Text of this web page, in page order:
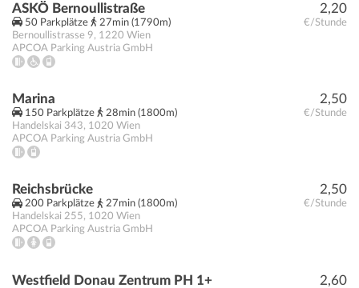
2,20
€/Stunde
ASKÖ Bernoullistraße
50 Parkplätze
27min (1790m)
Bernoullistrasse 9, 1220 Wien
APCOA Parking Austria GmbH
2,50
€/Stunde
Marina
150 Parkplätze
28min (1800m)
Handelskai 343, 1020 Wien
APCOA Parking Austria GmbH
2,50
€/Stunde
Reichsbrücke
200 Parkplätze
27min (1800m)
Handelskai 255, 1020 Wien
APCOA Parking Austria GmbH
2,60
Westfield Donau Zentrum PH 1+